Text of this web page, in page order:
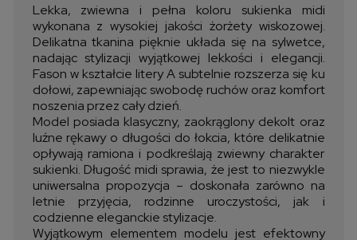
Lekka, zwiewna i pełna koloru sukienka midi
wykonana z wysokiej jakości żorżety wiskozowej.
Delikatna tkanina pięknie układa się na sylwetce,
nadając stylizacji wyjątkowej lekkości i elegancji.
Fason w kształcie litery A subtelnie rozszerza się ku
dołowi, zapewniając swobodę ruchów oraz komfort
noszenia przez cały dzień.
Model posiada klasyczny, zaokrąglony dekolt oraz
luźne rękawy o długości do łokcia, które delikatnie
opływają ramiona i podkreślają zwiewny charakter
sukienki. Długość midi sprawia, że jest to niezwykle
uniwersalna propozycja – doskonała zarówno na
letnie przyjęcia, rodzinne uroczystości, jak i
codzienne eleganckie stylizacje.
Wyjątkowym elementem modelu jest efektowny